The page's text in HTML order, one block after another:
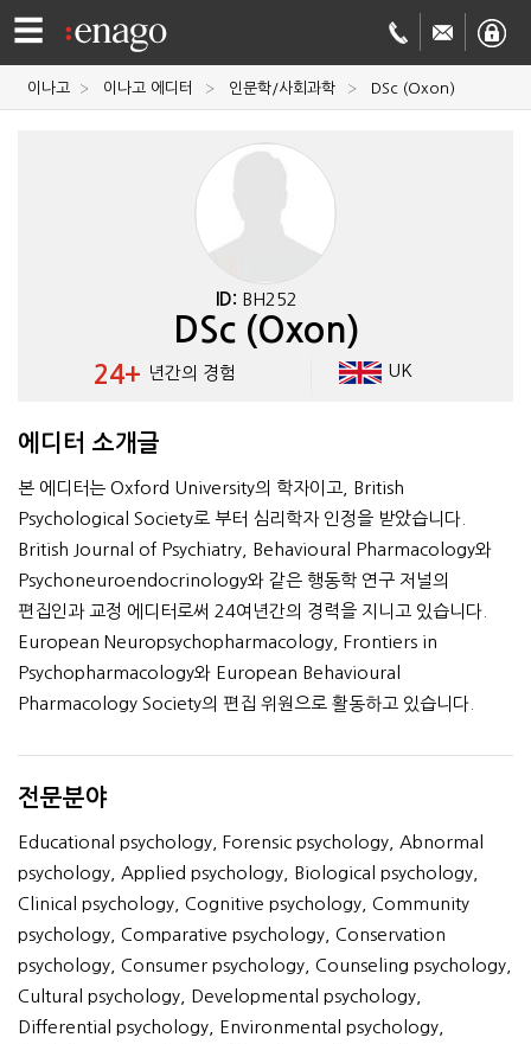
☰
영문
이나고 이나고 에디터 인문학/사회과학 DSc (Oxon)
ID: BH252
DSc (Oxon)
24+ 년간의 경험 UK
에디터 소개글
본 에디터는 Oxford University의 학자이고, British
Psychological Society로 부터 심리학자 인정을 받았습니다.
British Journal of Psychiatry, Behavioural Pharmacology와
Psychoneuroendocrinology와 같은 행동학 연구 저널의
편집인과 교정 에디터로써 24여년간의 경력을 지니고 있습니다.
European Neuropsychopharmacology, Frontiers in
Psychopharmacology와 European Behavioural
Pharmacology Society의 편집 위원으로 활동하고 있습니다.
전문분야
Educational psychology, Forensic psychology, Abnormal
psychology, Applied psychology, Biological psychology,
Clinical psychology, Cognitive psychology, Community
psychology, Comparative psychology, Conservation
psychology, Consumer psychology, Counseling psychology,
Cultural psychology, Developmental psychology,
Differential psychology, Environmental psychology,